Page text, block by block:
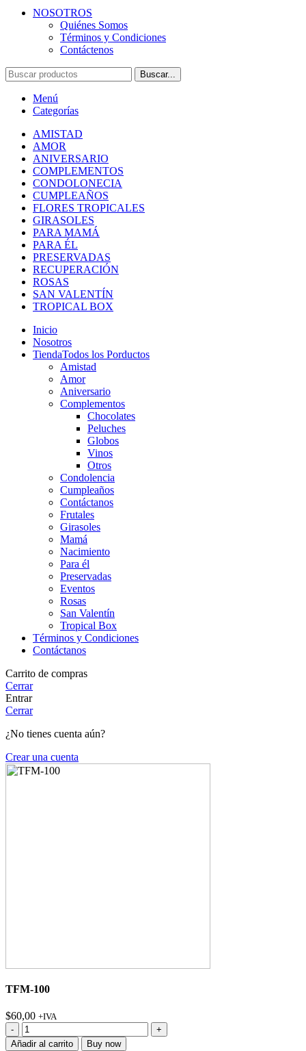
NOSOTROS
Quiénes Somos
Términos y Condiciones
Contáctenos
Buscar...
Menú
Categorías
AMISTAD
AMOR
ANIVERSARIO
COMPLEMENTOS
CONDOLONECIA
CUMPLEAÑOS
FLORES TROPICALES
GIRASOLES
PARA MAMÁ
PARA ÉL
PRESERVADAS
RECUPERACIÓN
ROSAS
SAN VALENTÍN
TROPICAL BOX
Inicio
Nosotros
TiendaTodos los Porductos
Amistad
Amor
Aniversario
Complementos
Chocolates
Peluches
Globos
Vinos
Otros
Condolencia
Cumpleaños
Contáctanos
Frutales
Girasoles
Mamá
Nacimiento
Para él
Preservadas
Eventos
Rosas
San Valentín
Tropical Box
Términos y Condiciones
Contáctanos
Carrito de compras
Cerrar
Entrar
Cerrar
¿No tienes cuenta aún?
Crear una cuenta
TFM-100
$60,00 +IVA
TFM-
100
Añadir al carrito Buy now